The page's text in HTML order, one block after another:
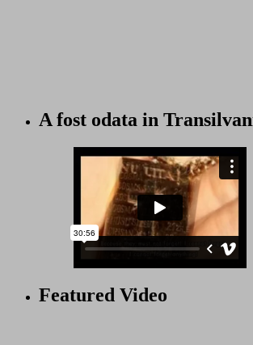
A fost odata in
Featured Video